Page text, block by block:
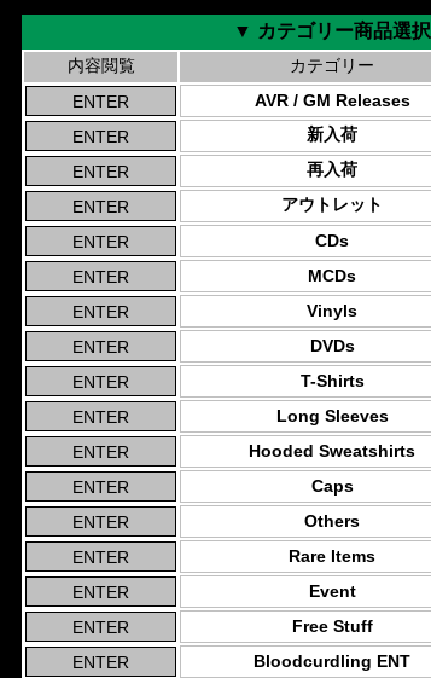
▼ カテゴリー商品選択
内容閲覧 カテゴリー
AVR / GM Releases
新入荷
再入荷
アウトレット
CDs
MCDs
Vinyls
DVDs
T-Shirts
Long Sleeves
Hooded Sweatshirts
Caps
Others
Rare Items
Event
Free Stuff
Bloodcurdling ENT